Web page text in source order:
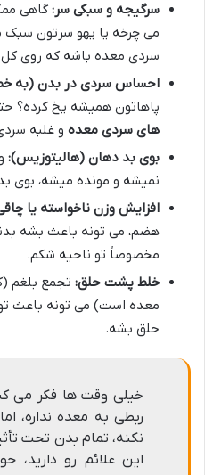
سرگیجه و سبکی سر: گاهی
می چرخه یا یهو سرتون سبک
سردی معده باشه که روی کل
احساس سردی در بدن (به
پاهاتون همیشه یخ کرده؟
های سردی معده و غلبه
بوی بد دهان (هالیتوزیس):
نمیشه و مونده میشه، بوی
افزایش وزن ناخواسته یا
هضم، می تونه باعث بشه
مخصوصاً تو ناحیه شکم.
خلط پشت حلق: تجمع بلغم
معده است) می تونه باعث
حلق بشه.
خیلی وقت ها فکر می
ربطی به معده نداره،
نکنه، تمام بدن تحت
این علائم رو دارید،